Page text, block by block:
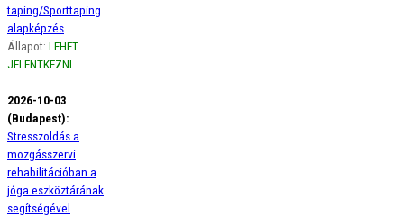
taping/Sporttaping
alapképzés
Állapot: LEHET
JELENTKEZNI
2026-10-03
(Budapest):
Stresszoldás a
mozgásszervi
rehabilitációban a
jóga eszköztárának
segítségével